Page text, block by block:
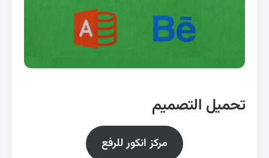
تحميل التصميم
مركز انكور للرفع